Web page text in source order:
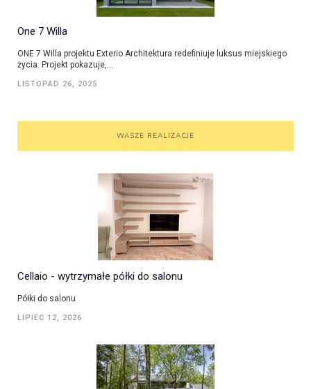
One 7 Willa
ONE 7 Willa projektu Exterio Architektura redefiniuje luksus miejskiego
życia. Projekt pokazuje,...
LISTOPAD 26, 2025
WASZE REALIZACJE
Cellaio - wytrzymałe półki do salonu
Półki do salonu
LIPIEC 12, 2026